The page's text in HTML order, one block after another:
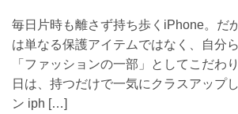
毎日片時も離さず持ち歩くiPhone。だ
は単なる保護アイテムではなく、自分
「ファッションの一部」としてこだわ
日は、持つだけで一気にクラスアップ
ン iph […]